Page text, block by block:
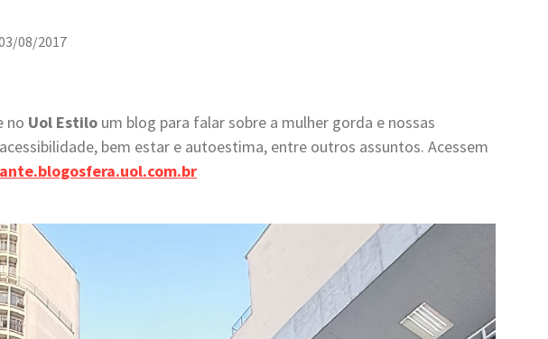
08/2017
no Uol Estilo um blog para falar sobre a mulher gorda e nossas
bem estar e autoestima, entre outros assuntos. Acessem